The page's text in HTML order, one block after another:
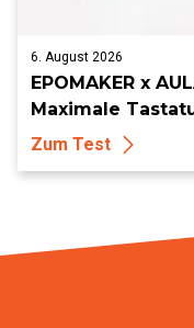
6. August 2026
EPOMAKER x
Maximale
Zum Test